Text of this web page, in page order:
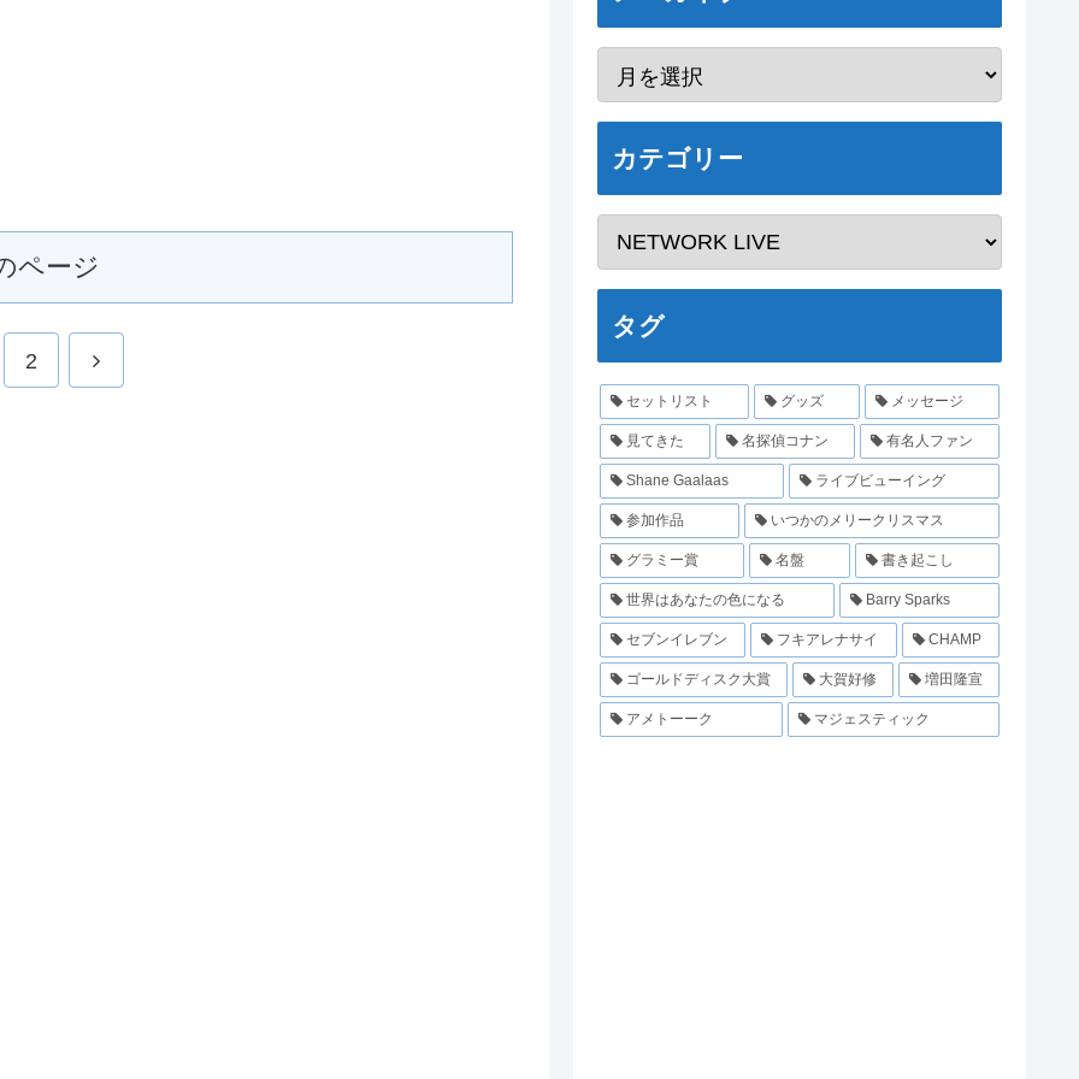
ページ
2
カテゴリー
タグ
セットリスト グッズ メッセージ
見てきた 名探偵コナン 有名人ファン
Shane Gaalaas ライブビューイング
参加作品 いつかのメリークリスマス
グラミー賞 名盤 書き起こし
世界はあなたの色になる Barry Sparks
セブンイレブン フキアレナサイ CHAMP
ゴールドディスク大賞 大賀好修 増田隆宣
アメトーーク マジェスティック